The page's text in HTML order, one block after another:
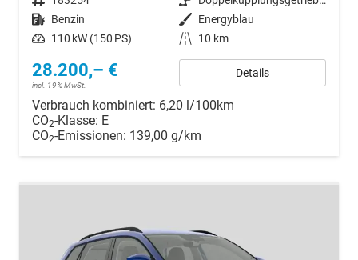
Kraftstoff Benzin Außenfarbe Energyblau
Leistung 110 kW (150 PS) Kilometerstand 10 km
28.200,– €
incl. 19% MwSt.
Details
Verbrauch kombiniert: 6,20 l/100km
CO2-Klasse: E
CO2-Emissionen: 139,00 g/km